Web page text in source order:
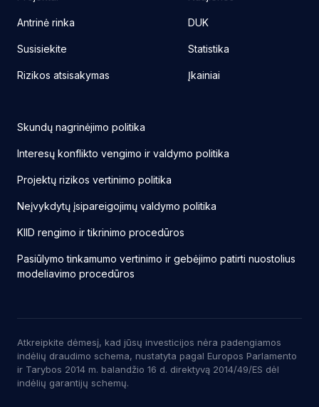
Antrinė rinka
Susisiekite
Rizikos atsisakymas
DUK
Statistika
Įkainiai
Skundų nagrinėjimo politika
Interesų konflikto vengimo ir valdymo politika
Projektų rizikos vertinimo politika
Neįvykdytų įsipareigojimų valdymo politika
KIID rengimo ir tikrinimo procedūros
Pasiūlymo tinkamumo vertinimo ir gebėjimo patirti nuostolius
modeliavimo procedūros
Atkreipkite dėmesį, kad jūsų investicijos nėra padengiamos
indėlių draudimo schema, nustatyta pagal Europos Parlamento
ir Tarybos 2014 m. balandžio 16 d. direktyvą 2014/49/ES dėl
indėlių garantijų schemų.